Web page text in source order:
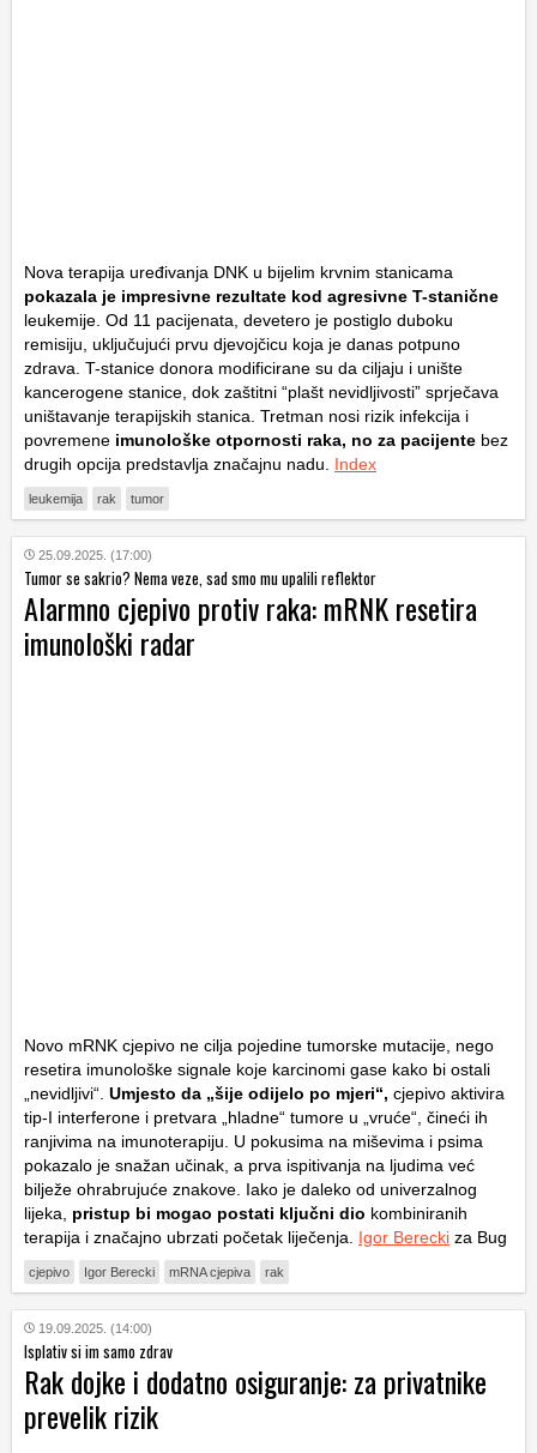
Nova terapija uređivanja DNK u bijelim krvnim stanicama
pokazala je impresivne rezultate kod agresivne T-stanične
leukemije. Od 11 pacijenata, devetero je postiglo duboku
remisiju, uključujući prvu djevojčicu koja je danas potpuno
zdrava. T-stanice donora modificirane su da ciljaju i unište
kancerogene stanice, dok zaštitni “plašt nevidljivosti” sprječava
uništavanje terapijskih stanica. Tretman nosi rizik infekcija i
povremene imunološke otpornosti raka, no za pacijente bez
drugih opcija predstavlja značajnu nadu. Index
leukemija rak tumor
25.09.2025. (17:00)
Tumor se sakrio? Nema veze, sad smo mu upalili reflektor
Alarmno cjepivo protiv raka: mRNK resetira
imunološki radar
Novo mRNK cjepivo ne cilja pojedine tumorske mutacije, nego
resetira imunološke signale koje karcinomi gase kako bi ostali
„nevidljivi“. Umjesto da „šije odijelo po mjeri“, cjepivo aktivira
tip-I interferone i pretvara „hladne“ tumore u „vruće“, čineći ih
ranjivima na imunoterapiju. U pokusima na miševima i psima
pokazalo je snažan učinak, a prva ispitivanja na ljudima već
bilježe ohrabrujuće znakove. Iako je daleko od univerzalnog
lijeka, pristup bi mogao postati ključni dio kombiniranih
terapija i značajno ubrzati početak liječenja. Igor Berecki za Bug
cjepivo Igor Berecki mRNA cjepiva rak
19.09.2025. (14:00)
Isplativ si im samo zdrav
Rak dojke i dodatno osiguranje: za privatnike
prevelik rizik